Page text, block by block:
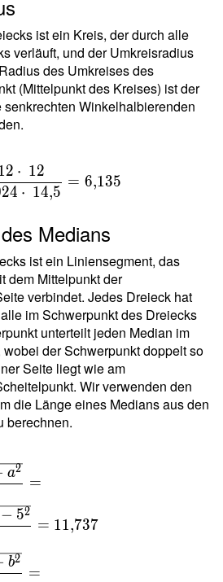
ist ein Kreis, der durch alle
verläuft, und der Umkreisradius
des Umkreises des
(Mittelpunkt des Kreises) ist der
Winkelhalbierenden
24 ⋅ 14,5
2 ⋅ 12
= 6,135
Medians
ist ein Liniensegment, das
dem Mittelpunkt der
verbindet. Jedes Dreieck hat
im Schwerpunkt des Dreiecks
unterteilt jeden Median im
der Schwerpunkt doppelt so
Seite liegt wie am
Wir verwenden den
die Länge eines Medians aus den
berechnen.
a2
=
− 52
= 11,737
b2
=